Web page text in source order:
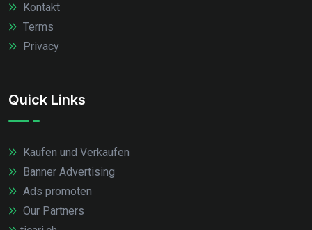
Kontakt
Terms
Privacy
Quick Links
Kaufen und Verkaufen
Banner Advertising
Ads promoten
Our Partners